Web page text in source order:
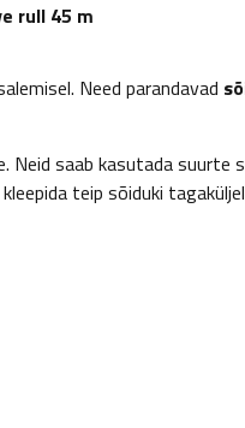
rull 45 m
Need parandavad
Neid saab kasutada suurte
teip sõiduki